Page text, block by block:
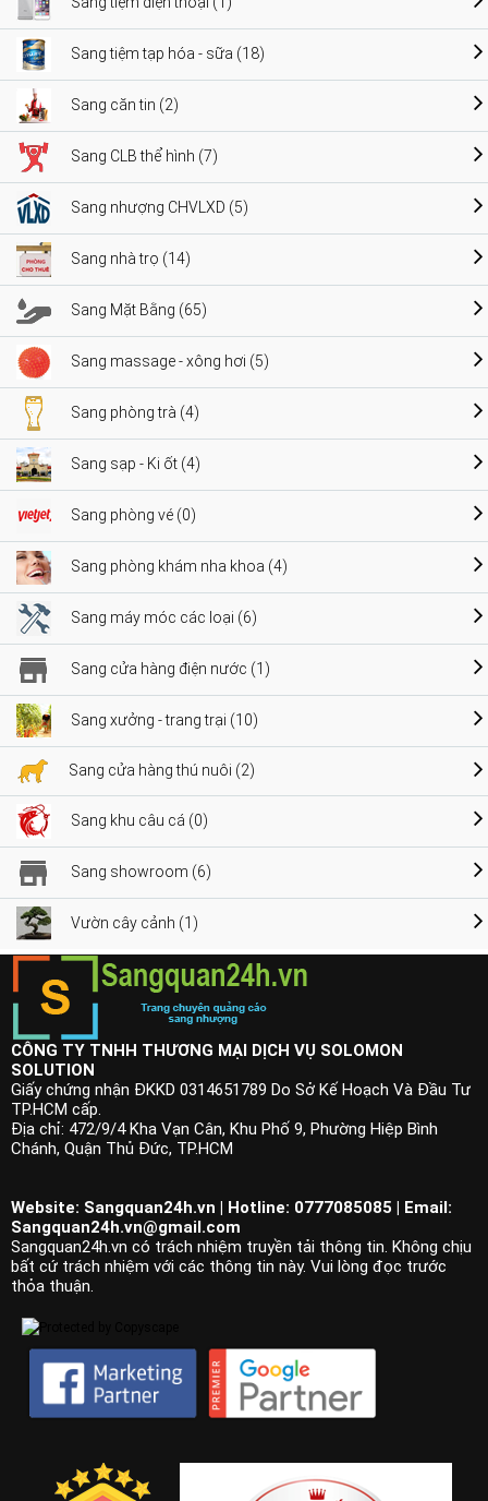
Sang tiệm tạp hóa - sữa (18)
Sang căn tin (2)
Sang CLB thể hình (7)
Sang nhượng CHVLXD (5)
Sang nhà trọ (14)
Sang Mặt Bằng (65)
Sang massage - xông hơi (5)
Sang phòng trà (4)
Sang sạp - Ki ốt (4)
Sang phòng vé (0)
Sang phòng khám nha khoa (4)
Sang máy móc các loại (6)
Sang cửa hàng điện nước (1)
Sang xưởng - trang trại (10)
Sang cửa hàng thú nuôi (2)
Sang khu câu cá (0)
Sang showroom (6)
Vườn cây cảnh (1)
CÔNG TY TNHH THƯƠNG MẠI DỊCH VỤ SOLOMON
SOLUTION
Giấy chứng nhận ĐKKD 0314651789 Do Sở Kế Hoạch Và Đầu Tư
TP.HCM cấp.
Địa chỉ: 472/9/4 Kha Vạn Cân, Khu Phố 9, Phường Hiệp Bình
Chánh, Quận Thủ Đức, TP.HCM
Website: Sangquan24h.vn | Hotline: 0777085085 | Email:
Sangquan24h.vn@gmail.com
Sangquan24h.vn có trách nhiệm truyền tải thông tin. Không chịu
bất cứ trách nhiệm với các thông tin này. Vui lòng đọc trước
thỏa thuận.